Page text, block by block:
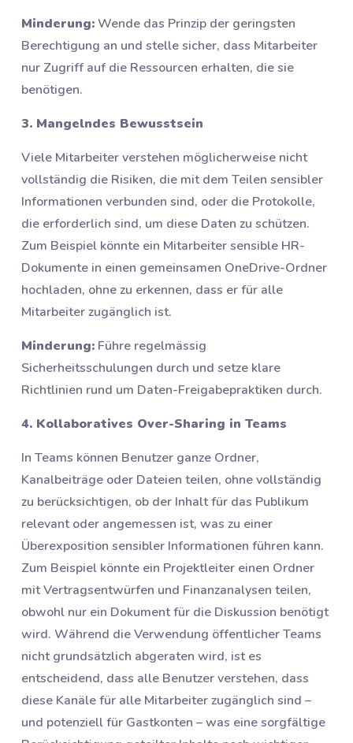
Minderung:Wende das Prinzip der geringsten
Berechtigung an und stelle sicher, dass Mitarbeiter
nur Zugriff auf die Ressourcen erhalten, die sie
benötigen.
3. Mangelndes Bewusstsein
Viele Mitarbeiter verstehen möglicherweise nicht
vollständig die Risiken, die mit dem Teilen sensibler
Informationen verbunden sind, oder die Protokolle,
die erforderlich sind, um diese Daten zu schützen.
Zum Beispiel könnte ein Mitarbeiter sensible HR-
Dokumente in einen gemeinsamen OneDrive-Ordner
hochladen, ohne zu erkennen, dass er für alle
Mitarbeiter zugänglich ist.
Minderung: Führe regelmässig
Sicherheitsschulungen durch und setze klare
Richtlinien rund um Daten-Freigabepraktiken durch.
4. Kollaboratives Over-Sharing in Teams
In Teams können Benutzer ganze Ordner,
Kanalbeiträge oder Dateien teilen, ohne vollständig
zu berücksichtigen, ob der Inhalt für das Publikum
relevant oder angemessen ist, was zu einer
Überexposition sensibler Informationen führen kann.
Zum Beispiel könnte ein Projektleiter einen Ordner
mit Vertragsentwürfen und Finanzanalysen teilen,
obwohl nur ein Dokument für die Diskussion benötigt
wird. Während die Verwendung öffentlicher Teams
nicht grundsätzlich abgeraten wird, ist es
entscheidend, dass alle Benutzer verstehen, dass
diese Kanäle für alle Mitarbeiter zugänglich sind –
und potenziell für Gastkonten – was eine sorgfältige